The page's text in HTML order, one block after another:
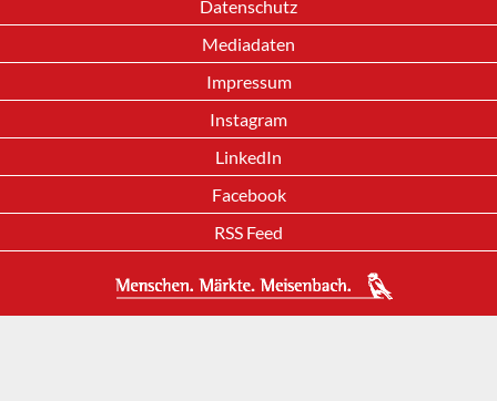
Datenschutz
Mediadaten
Impressum
Instagram
LinkedIn
Facebook
RSS Feed